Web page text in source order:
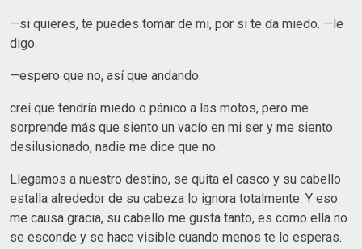
—si quieres, te puedes tomar de mi, por si te da miedo. —le
digo.
—espero que no, así que andando.
creí que tendría miedo o pánico a las motos, pero me
sorprende más que siento un vacío en mi ser y me siento
desilusionado, nadie me dice que no.
Llegamos a nuestro destino, se quita el casco y su cabello
estalla alrededor de su cabeza lo ignora totalmente. Y eso
me causa gracia, su cabello me gusta tanto, es como ella no
se esconde y se hace visible cuando menos te lo esperas.